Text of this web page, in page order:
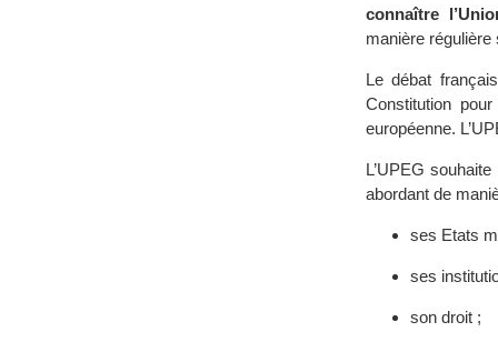
connaître
manière régulière
Le débat
Constitution
européenne.
L’UPEG
abordant de
ses Etats
ses
son droit ;